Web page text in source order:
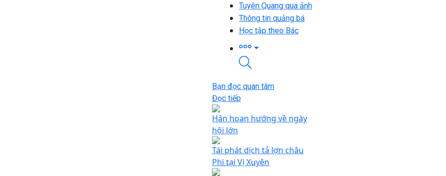
Tuyên Quang qua ảnh
Thông tin quảng bá
Học tập theo Bác
Bạn đọc quan tâm
Đọc tiếp
Hân hoan hướng về ngày
hội lớn
Tái phát dịch tả lợn châu
Phi tại Vị Xuyên